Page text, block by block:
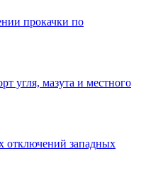
прокачки по
угля, мазута и местного
западных